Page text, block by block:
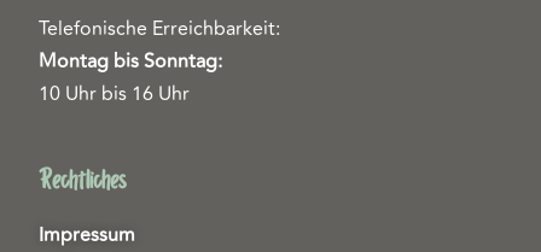
Telefonische Erreichbarkeit:
Montag bis Sonntag:
10 Uhr bis 16 Uhr
Rechtliches
Impressum